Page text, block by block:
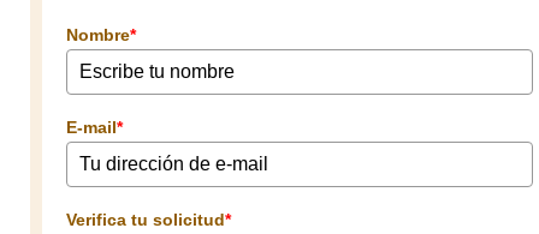
Nombre*
E-mail*
Verifica tu solicitud*